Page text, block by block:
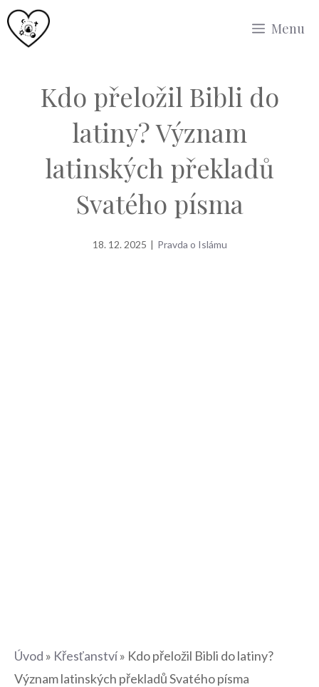
Přeskočit
na
Menu
Kdo přeložil Bibli do
latiny? Význam
latinských překladů
Svatého písma
18. 12. 2025 | Pravda o Islámu
Úvod » Křesťanství» Kdo přeložil Bibli do latiny?
Význam latinských překladů Svatého písma